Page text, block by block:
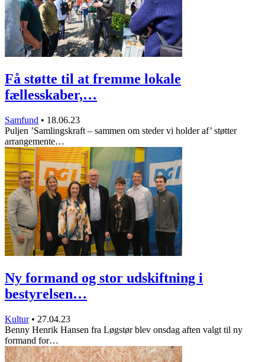
Få støtte til at fremme lokale
fællesskaber,…
Samfund • 18.06.23
Puljen ’Samlingskraft – sammen om steder vi holder af’ støtter
arrangemente…
Ny formand og stor udskiftning i
bestyrelsen…
Kultur • 27.04.23
Benny Henrik Hansen fra Løgstør blev onsdag aften valgt til ny
formand for…